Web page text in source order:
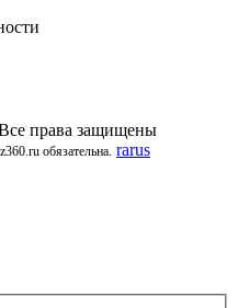
права защищены
обязательна. rarus